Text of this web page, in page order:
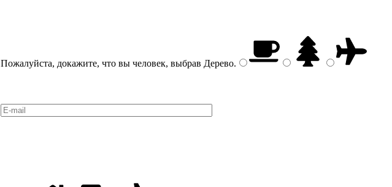
Пожалуйста, докажите, что вы человек, выбрав Дерево.